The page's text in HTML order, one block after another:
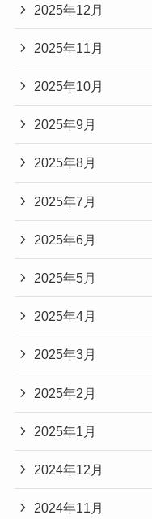
2025年12月
2025年11月
2025年10月
2025年9月
2025年8月
2025年7月
2025年6月
2025年5月
2025年4月
2025年3月
2025年2月
2025年1月
2024年12月
2024年11月